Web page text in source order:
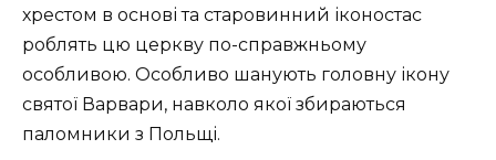
хрестом в основі та старовинний іконостас
роблять цю церкву по-справжньому
особливою. Особливо шанують головну ікону
святої Варвари, навколо якої збираються
паломники з Польщі.